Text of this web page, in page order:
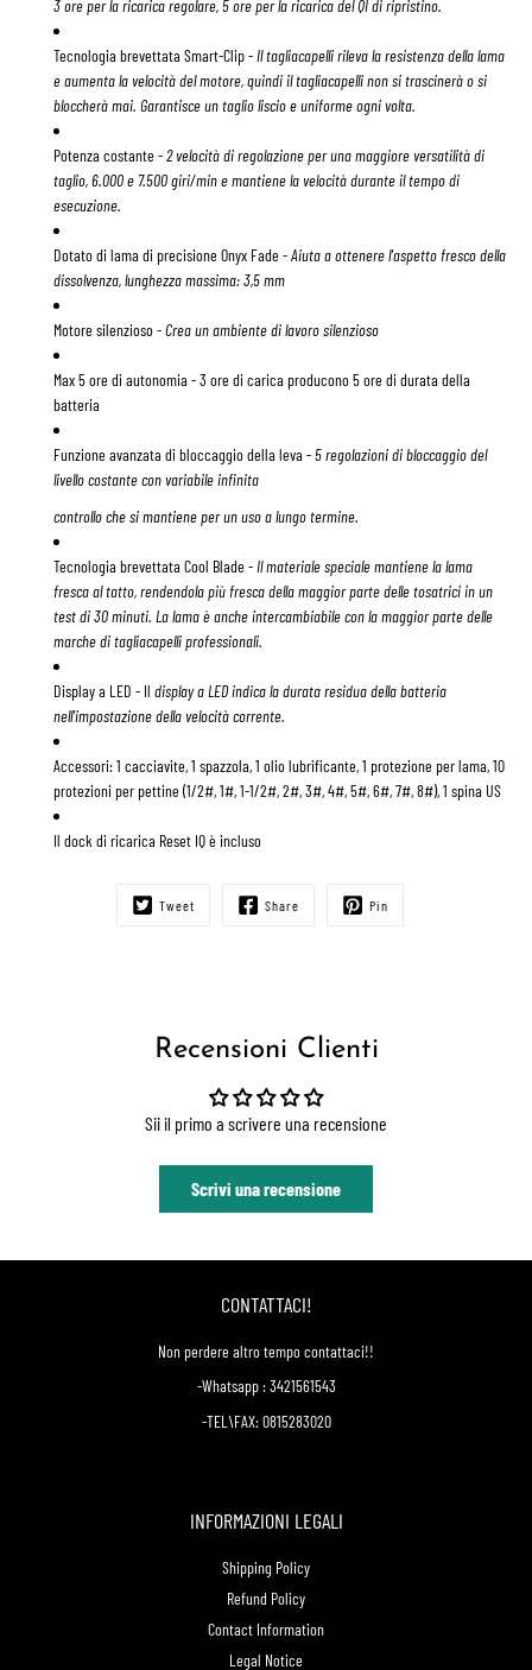
3 ore per la ricarica regolare, 5 ore per la ricarica del QI di ripristino.
Tecnologia brevettata Smart-Clip-Il tagliacapelli rileva la resistenza della lama
e aumenta la velocità del motore, quindi il tagliacapelli non si trascinerà o si
bloccherà mai. Garantisce un taglio liscio e uniforme ogni volta.
Potenza costante -2 velocità di regolazione per una maggiore versatilità di
taglio, 6.000 e 7.500 giri/min e mantiene la velocità durante il tempo di
esecuzione.
Dotato di lama di precisione Onyx Fade -Aiuta a ottenere l'aspetto fresco della
dissolvenza, lunghezza massima: 3,5 mm
Motore silenzioso-Crea un ambiente di lavoro silenzioso
Max 5 ore di autonomia - 3 ore di carica producono 5 ore di durata della
batteria
Funzione avanzata di bloccaggio della leva -5 regolazioni di bloccaggio del
livello costante con variabile infinita
controllo che si mantiene per un uso a lungo termine.
Tecnologia brevettata Cool Blade -Il materiale speciale mantiene la lama
fresca al tatto, rendendola più fresca della maggior parte delle tosatrici in un
test di 30 minuti. La lama è anche intercambiabile con la maggior parte delle
marche di tagliacapelli professionali.
Display a LED - Il display a LED indica la durata residua della batteria
nell'impostazione della velocità corrente.
Accessori: 1 cacciavite, 1 spazzola, 1 olio lubrificante, 1 protezione per lama, 10
protezioni per pettine (1/2#, 1#, 1-1/2#, 2#, 3#, 4#, 5#, 6#, 7#, 8#), 1 spina US
Il dock di ricarica Reset IQ è incluso
Tweet Share Pin
Recensioni Clienti
Sii il primo a scrivere una recensione
Scrivi una recensione
CONTATTACI!
Non perdere altro tempo contattaci!!
-Whatsapp : 3421561543
-TEL\FAX: 0815283020
INFORMAZIONI LEGALI
Shipping Policy
Refund Policy
Contact Information
Legal Notice